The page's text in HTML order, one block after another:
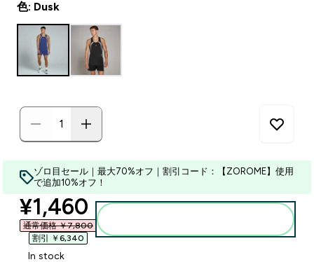
色: Dusk
ゾロ目セール｜最大70%オフ｜割引コード：【ZOROME】使用
で追加10%オフ！
discounted price
¥1,460‎
通常価格 ￥7,800‎
割引 ￥6,340‎
In stock